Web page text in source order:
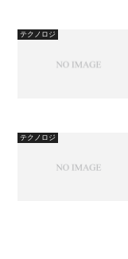
テクノロジ
テクノロジ